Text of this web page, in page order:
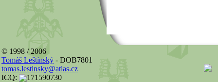
© 1998 / 2006
Tomáš Leštínský - DOB7801
tomas.lestinsky@atlas.cz
ICQ:
171590730